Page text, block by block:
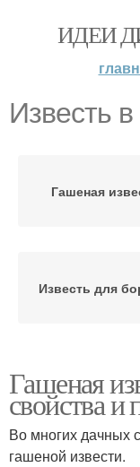
ИДЕИ
Известь
Гашеная
Известь для
Известь в
Гашеная
свойства и
Во многих дачных
гашеной извести.